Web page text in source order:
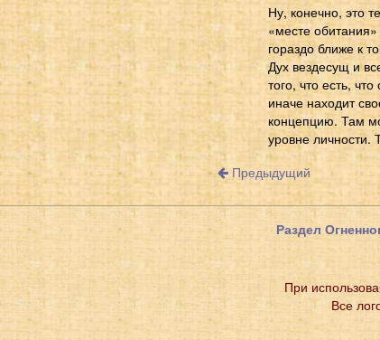
Ну, конечно, это
«месте
гораздо ближе к
Дух вездесущ и
того, что есть,
иначе находит
концепцию. Там
уровне личности.
Предыдущий
Раздел
При
Все